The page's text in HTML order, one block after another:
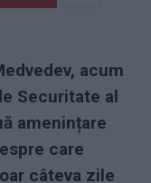
acum
Securitate al
amenințare
care
câteva zile